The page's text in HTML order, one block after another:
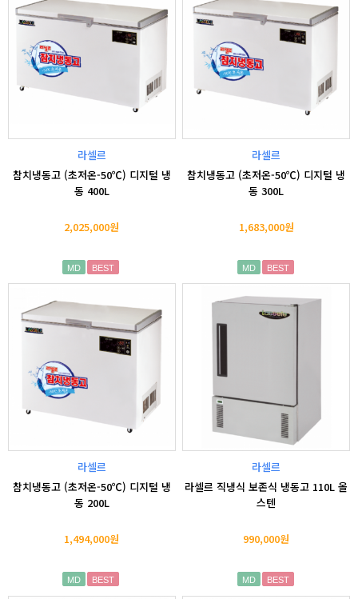
라셀르
참치냉동고 (초저온-50℃) 디지털 냉
동 400L
2,025,000원
MD BEST
라셀르
참치냉동고 (초저온-50℃) 디지털 냉
동 300L
1,683,000원
MD BEST
라셀르
참치냉동고 (초저온-50℃) 디지털 냉
동 200L
1,494,000원
MD BEST
라셀르
라셀르 직냉식 보존식 냉동고 110L 올
스텐
990,000원
MD BEST